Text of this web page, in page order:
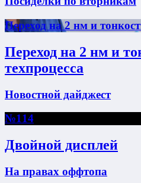
Переход на 2 нм и
Переход на 2 нм и
техпроцесса
Новостной дайджест
№114
Двойной дисплей
На правах оффтопа